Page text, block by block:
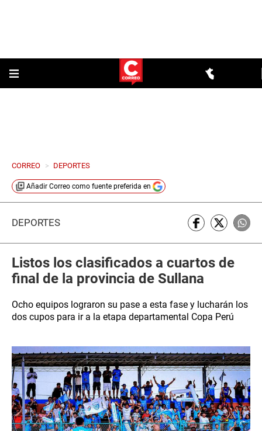
CORREO > DEPORTES
Añadir Correo como fuente preferida en
DEPORTES
Listos los clasificados a cuartos de
final de la provincia de Sullana
Ocho equipos lograron su pase a esta fase y lucharán los
dos cupos para ir a la etapa departamental Copa Perú